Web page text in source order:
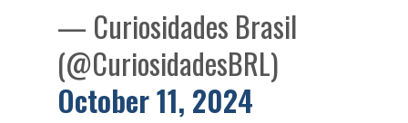
— Curiosidades Brasil
(@CuriosidadesBRL)
October 11, 2024